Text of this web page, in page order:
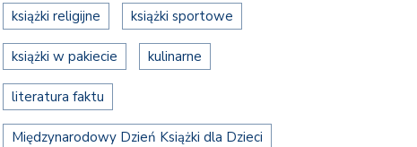
książki religijne książki sportowe
książki w pakiecie kulinarne
literatura faktu
Międzynarodowy Dzień Książki dla Dzieci